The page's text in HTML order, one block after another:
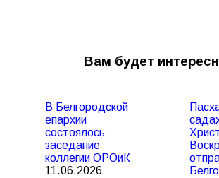
Вам будет
В Белгородской
епархии
состоялось
заседание
коллегии ОРОиК
11.06.2026